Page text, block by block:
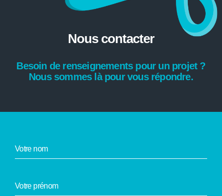
Nous contacter
Besoin de renseignements pour un projet ?
Nous sommes là pour vous répondre.